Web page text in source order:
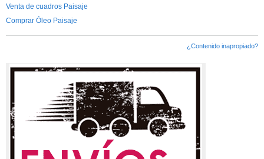
Venta de cuadros Paisaje
Comprar Óleo Paisaje
¿Contenido inapropiado?